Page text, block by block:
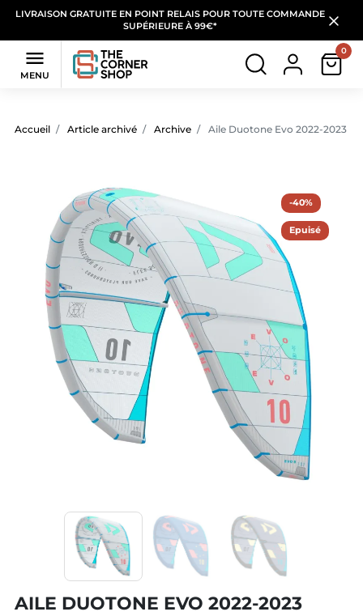
LIVRAISON GRATUITE EN POINT RELAIS POUR TOUTE COMMANDE
SUPÉRIEURE À 99€*

MENU
0
Accueil Article archivé Archive Aile Duotone Evo 2022-2023
-40%
Epuisé
AILE DUOTONE EVO 2022-2023